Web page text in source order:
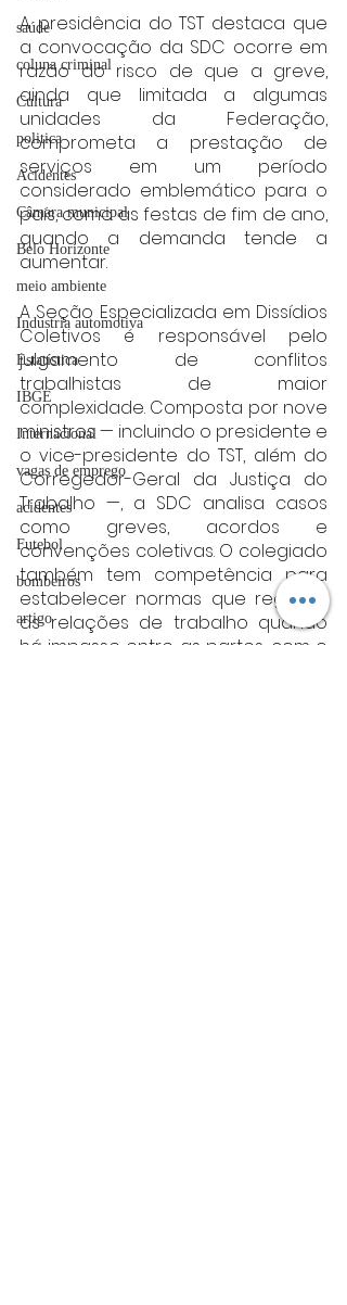
saúde
coluna criminal
Cultura
politica
Acidentes
Câmara municipal
Belo Horizonte
meio ambiente
Industria automotiva
Estatística
IBGE
Internacional
vagas de emprego
acidentes
Futebol
bombeiros
artigo
A presidência do TST destaca que
a convocação da SDC ocorre em
razão do risco de que a greve,
ainda que limitada a algumas
unidades da Federação,
comprometa a prestação de
serviços em um período
considerado emblemático para o
país, como as festas de fim de ano,
quando a demanda tende a
aumentar.
A Seção Especializada em Dissídios
Coletivos é responsável pelo
julgamento de conflitos
trabalhistas de maior
complexidade. Composta por nove
ministros — incluindo o presidente e
o vice-presidente do TST, além do
Corregedor-Geral da Justiça do
Trabalho —, a SDC analisa casos
como greves, acordos e
convenções coletivas. O colegiado
também tem competência para
estabelecer normas que regulem
as relações de trabalho quando
há impasse entre as partes, com o